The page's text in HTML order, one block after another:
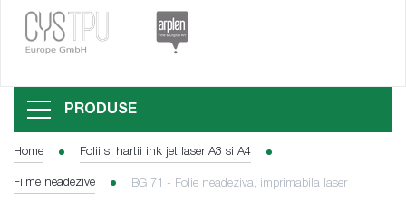
PRODUSE
Home Folii si hartii ink jet laser A3 si A4
Filme neadezive BG 71 - Folie neadeziva, imprimabila laser